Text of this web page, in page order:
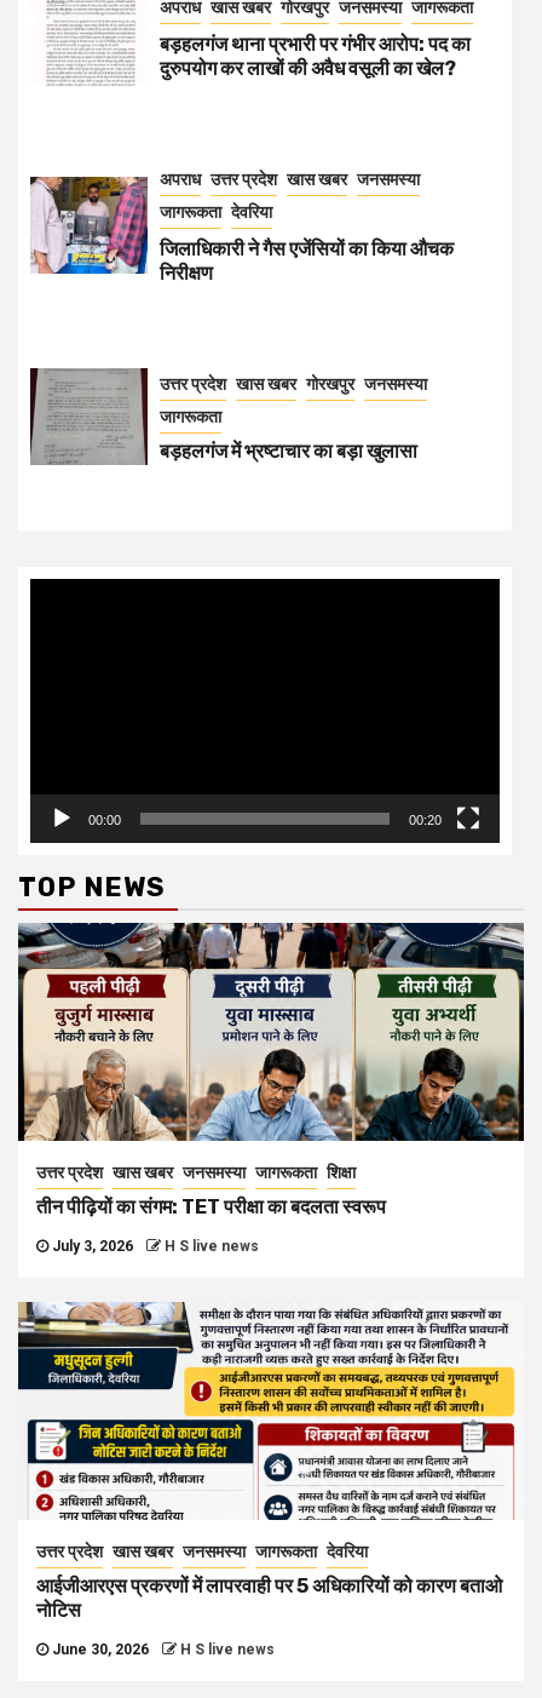
अपराध खास खबर गोरखपुर जनसमस्या जागरूकता
बड़हलगंज थाना प्रभारी पर गंभीर आरोप: पद का
दुरुपयोग कर लाखों की अवैध वसूली का खेल?
अपराध उत्तर प्रदेश खास खबर जनसमस्या
जागरूकता देवरिया
जिलाधिकारी ने गैस एजेंसियों का किया औचक
निरीक्षण
उत्तर प्रदेश खास खबर गोरखपुर जनसमस्या
जागरूकता
बड़हलगंज में भ्रष्टाचार का बड़ा खुलासा
00:00 00:20
TOP NEWS
उत्तर प्रदेश खास खबर जनसमस्या जागरूकता शिक्षा
तीन पीढ़ियों का संगम: TET परीक्षा का बदलता स्वरूप
July 3, 2026 H S live news
उत्तर प्रदेश खास खबर जनसमस्या जागरूकता देवरिया
आईजीआरएस प्रकरणों में लापरवाही पर 5 अधिकारियों को कारण बताओ
नोटिस
June 30, 2026 H S live news